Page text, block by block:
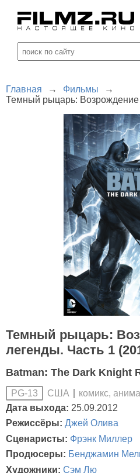
Главная → Фильмы
→
Темный рыцарь: Возрождение
Темный рыцарь:
легенды. Часть 1
Batman: The Dark Knight
PG-13 США комикс,
Дата выхода: 25.09.2012
Режиссёры: Джей Олива
Сценаристы: Фрэнк Миллер
Продюсеры: Бенджамин
Художники: Сэм Лю